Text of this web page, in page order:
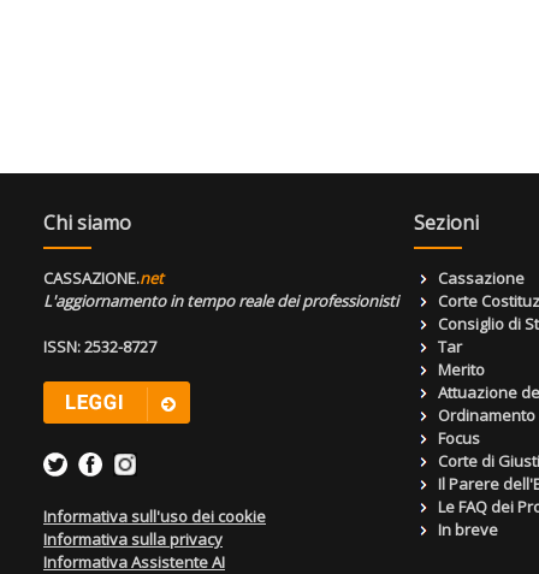
Chi siamo
CASSAZIONE.net
L'aggiornamento in tempo reale dei professionisti
ISSN: 2532-8727
Informativa sull'uso dei cookie
Informativa sulla privacy
Informativa Assistente AI
Sezioni
Cassazione
Corte
Consiglio di
Tar
Merito
Attuazione
Focus
Corte di
Il Parere
Le FAQ dei
In breve